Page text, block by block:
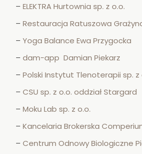
–ELEKTRA Hurtownia sp. z o.o.
–Restauracja Ratuszowa
–Yoga Balance Ewa Przygocka
–dam-app Damian Piekarz
–Polski Instytut Tlenoterapii sp. z
–CSU sp. z o.o. oddział Stargard
–Moku Lab sp. z o.o.
–Kancelaria Brokerska
–Centrum Odnowy Biologiczne